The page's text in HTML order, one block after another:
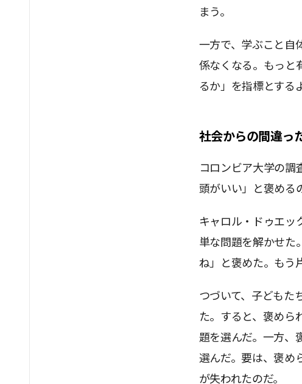
まう。
一方で、学ぶこと自
係なくなる。もっと
るか」を指標とする
社会からの間違っ
コロンビア大学の調
頭がいい」と褒める
キャロル・ドゥエッ
単な問題を解かせた
ね」と褒めた。もう
つづいて、子どもた
た。すると、褒めら
題を選んだ。一方、
選んだ。要は、褒め
が失われたのだ。